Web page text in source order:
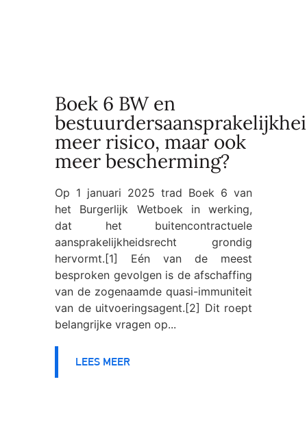
Boek 6 BW en
meer risico, maar ook
meer bescherming?
Op 1 januari 2025 trad Boek 6 van
het Burgerlijk Wetboek in werking,
dat het buitencontractuele
aansprakelijkheidsrecht grondig
hervormt.[1] Eén van de meest
besproken gevolgen is de afschaffing
van de zogenaamde quasi-immuniteit
van de uitvoeringsagent.[2] Dit roept
belangrijke vragen op...
LEES MEER